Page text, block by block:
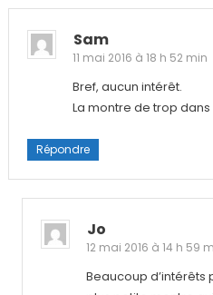
Sam
11 mai 2016 à 18 h 52 min
Bref, aucun intérêt.
La montre de trop
Répondre
Jo
12 mai 2016 à 14 h 59
Beaucoup d’intérêts